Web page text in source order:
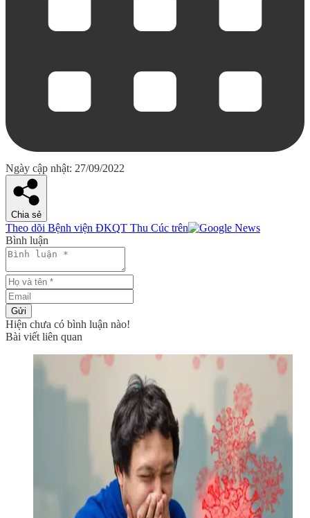
Ngày cập nhật: 27/09/2022
Chia sẻ
Theo dõi Bệnh viện ĐKQT Thu Cúc trên
Bình luận
Gửi
Hiện chưa có bình luận nào!
Bài viết liên quan